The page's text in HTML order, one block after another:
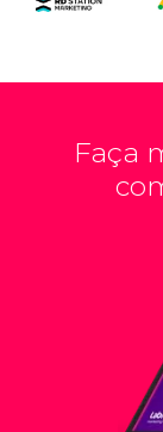
Faça